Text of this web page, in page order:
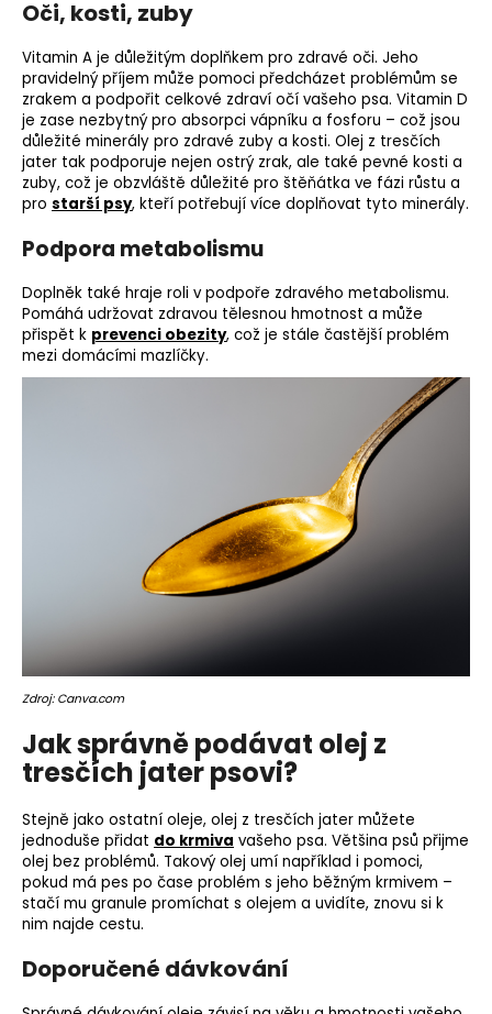
Oči, kosti, zuby
Vitamin A je důležitým doplňkem pro zdravé oči. Jeho
pravidelný příjem může pomoci předcházet problémům se
zrakem a podpořit celkové zdraví očí vašeho psa. Vitamin D
je zase nezbytný pro absorpci vápníku a fosforu – což jsou
důležité minerály pro zdravé zuby a kosti. Olej z tresčích
jater tak podporuje nejen ostrý zrak, ale také pevné kosti a
zuby, což je obzvláště důležité pro štěňátka ve fázi růstu a
pro starší psy, kteří potřebují více doplňovat tyto minerály.
Podpora metabolismu
Doplněk také hraje roli v podpoře zdravého metabolismu.
Pomáhá udržovat zdravou tělesnou hmotnost a může
přispět k prevenci obezity, což je stále častější problém
mezi domácími mazlíčky.
Zdroj: Canva.com
Jak správně podávat olej z
tresčích jater psovi?
Stejně jako ostatní oleje, olej z tresčích jater můžete
jednoduše přidat do krmiva vašeho psa. Většina psů přijme
olej bez problémů. Takový olej umí například i pomoci,
pokud má pes po čase problém s jeho běžným krmivem –
stačí mu granule promíchat s olejem a uvidíte, znovu si k
nim najde cestu.
Doporučené dávkování